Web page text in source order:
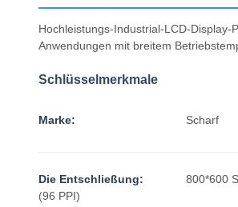
Hochleistungs-Industrial-LCD-
Anwendungen mit breitem
Schlüsselmerkmale
Marke: Scharf
Die Entschließung:
800*600
(96 PPI)